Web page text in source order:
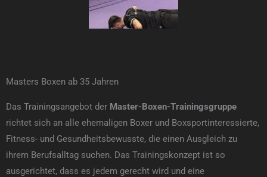
Masters Boxen ab 35 Jahren
Das Trainingsangebot der Master-Boxen-Trainingsgruppe
richtet sich an alle ehemaligen Boxer und Boxsportinteressierte,
Fitness- und Gesundheitsbewusste, die einen Ausgleich zu
ihrem Berufsalltag suchen. Das Trainingskonzept ist so
ausgerichtet, dass es jedem gerecht wird und eine